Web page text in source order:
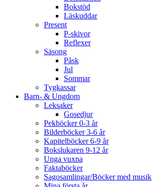
Bokstöd
Läskuddar
Present
P-skivor
Reflexer
Säsong
Påsk
Jul
Sommar
Tygkassar
Barn- & Ungdom
Leksaker
Gosedjur
Pekböcker 0-3 år
Bilderböcker 3-6 år
Kapitelböcker 6-9 år
Bokslukaren 9-12 år
Unga vuxna
Faktaböcker
Sagosamlingar/Böcker med musik